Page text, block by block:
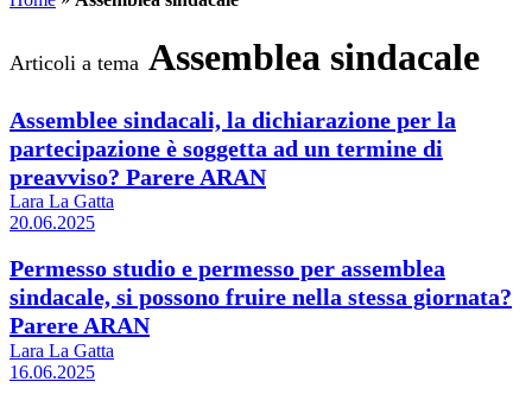
Articoli a tema Assemblea sindacale
Assemblee sindacali, la dichiarazione per la
partecipazione è soggetta ad un termine di
preavviso? Parere ARAN
Lara La Gatta
20.06.2025
Permesso studio e permesso per assemblea
sindacale, si possono fruire nella stessa giornata?
Parere ARAN
Lara La Gatta
16.06.2025